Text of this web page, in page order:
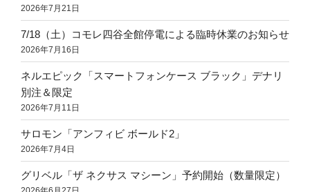
2026年7月21日
7/18（土）コモレ四谷全館停電による臨時休業のお知らせ
2026年7月16日
ネルエピック「スマートフォンケース ブラック」デナリ
別注＆限定
2026年7月11日
サロモン「アンフィビ ボールド2」
2026年7月4日
グリベル「ザ ネクサス マシーン」予約開始（数量限定）